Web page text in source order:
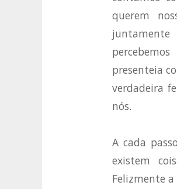
querem
presenteia
verdadeira
nós.
A cada
existem
Felizmente